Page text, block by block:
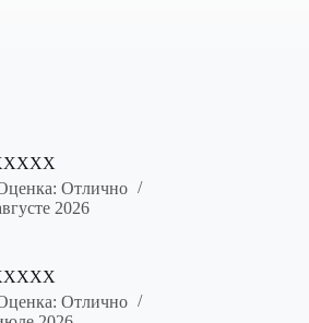
Отлично
2026
Отлично